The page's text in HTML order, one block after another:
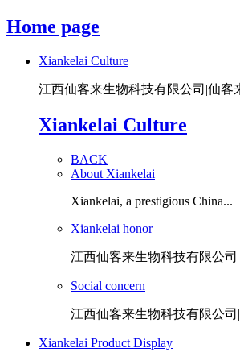
Home page
Xiankelai Culture
江西仙客来生物科技有限公司|仙客
Xiankelai Culture
BACK
About Xiankelai
Xiankelai, a prestigious China...
Xiankelai honor
江西仙客来生物科技有限公
Social concern
江西仙客来生物科技有限公
Xiankelai Product Display